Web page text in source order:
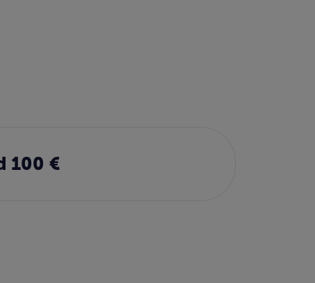
100 €